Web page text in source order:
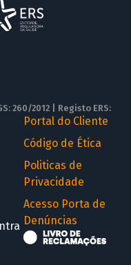
260/2012 | Registo ERS:
Portal do Cliente
Código de Ética
Politicas de
Privacidade
Acesso Porta de
Denúncias